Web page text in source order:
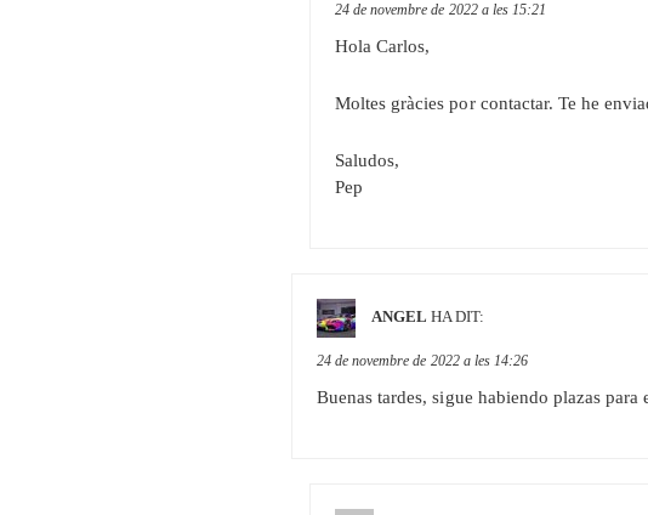
24 de novembre de 2022 a les 15:21
Hola Carlos,
Moltes gràcies por contactar. Te he
Saludos,
Pep
ANGEL HA DIT:
24 de novembre de 2022 a les 14:26
Buenas tardes, sigue habiendo plazas para